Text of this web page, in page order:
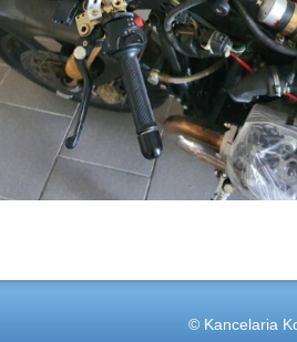
© Kancelaria